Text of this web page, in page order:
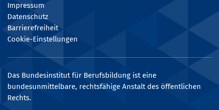
Impressum
Datenschutz
Barrierefreiheit
Cookie-Einstellungen
Das Bundesinstitut für Berufsbildung ist eine
bundesunmittelbare, rechtsfähige Anstalt des öffentlichen
Rechts.